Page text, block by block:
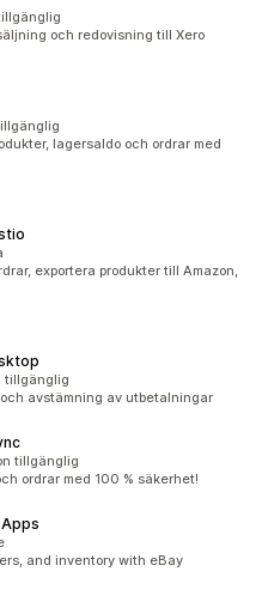
och redovisning till Xero
lagersaldo och ordrar med
exportera produkter till Amazon,
tillgänglig
avstämning av utbetalningar
tillgänglig
ordrar med 100 % säkerhet!
and inventory with eBay